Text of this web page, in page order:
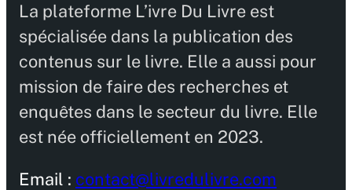
La plateforme L’ivre Du Livre est
spécialisée dans la publication des
contenus sur le livre. Elle a aussi pour
mission de faire des recherches et
enquêtes dans le secteur du livre. Elle
est née officiellement en 2023.
Email : contact@livredulivre.com